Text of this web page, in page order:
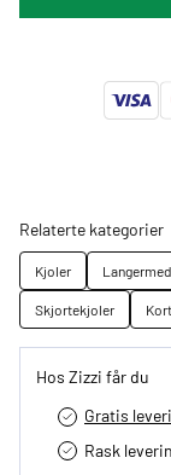
Relaterte kategorier
Kjoler
Skjortekjoler
Hos Zizzi får du
Gratis
Rask